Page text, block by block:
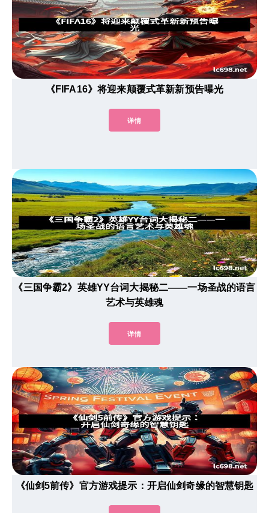
《FIFA16》将迎来颠覆式革新新预告曝光
详情
《三国争霸2》英雄YY台词大揭秘二——一场圣战的语言
艺术与英雄魂
详情
《仙剑5前传》官方游戏提示：开启仙剑奇缘的智慧钥匙